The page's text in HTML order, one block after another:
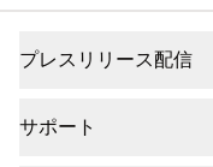
プレスリリース配信
サポート